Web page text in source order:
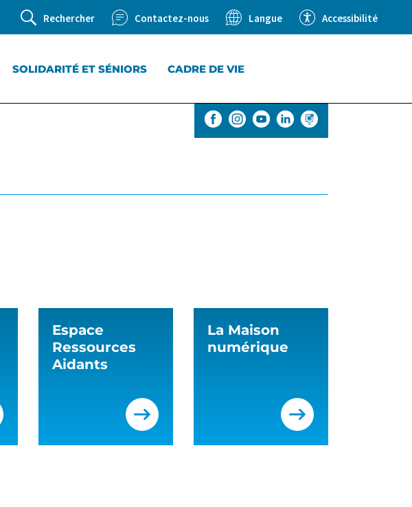
Rechercher Contactez-nous Langue Accessibilité
SOLIDARITÉ ET SÉNIORS CADRE DE VIE
Espace
Ressources
Aidants
La Maison
numérique